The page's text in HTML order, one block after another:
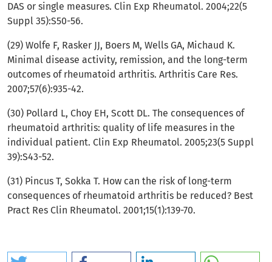
DAS or single measures. Clin Exp Rheumatol. 2004;22(5
Suppl 35):S50-56.
(29) Wolfe F, Rasker JJ, Boers M, Wells GA, Michaud K.
Minimal disease activity, remission, and the long-term
outcomes of rheumatoid arthritis. Arthritis Care Res.
2007;57(6):935-42.
(30) Pollard L, Choy EH, Scott DL. The consequences of
rheumatoid arthritis: quality of life measures in the
individual patient. Clin Exp Rheumatol. 2005;23(5 Suppl
39):S43-52.
(31) Pincus T, Sokka T. How can the risk of long-term
consequences of rheumatoid arthritis be reduced? Best
Pract Res Clin Rheumatol. 2001;15(1):139-70.